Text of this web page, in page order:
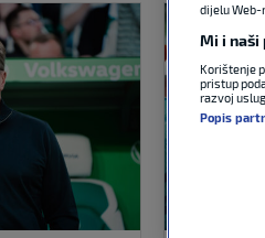
dijelu Web-
Mi i naši
Korištenje
pristup
razvoj
Popis